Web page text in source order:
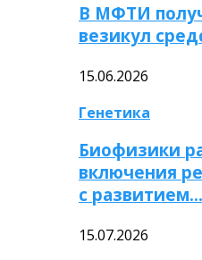
В МФТИ
везикул
15.06.2026
Генетика
Биофизики
включения
с развитием…
15.07.2026